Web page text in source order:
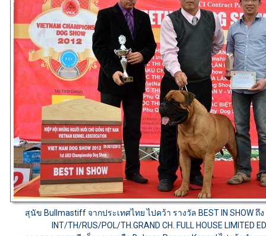
สุนัข Bullmastiff จากประเทศไทย ไปคว้า รางวัล BEST IN SHOW ถึ
INT/TH/RUS/POL/TH.GRAND CH. FULL HOUSE LIMITED